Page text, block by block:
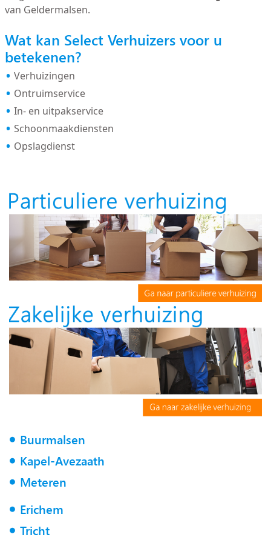
van Geldermalsen.
Wat kan Select Verhuizers voor u
betekenen?
Verhuizingen
Ontruimservice
In- en uitpakservice
Schoonmaakdiensten
Opslagdienst
Buurmalsen
Kapel-Avezaath
Meteren
Erichem
Tricht